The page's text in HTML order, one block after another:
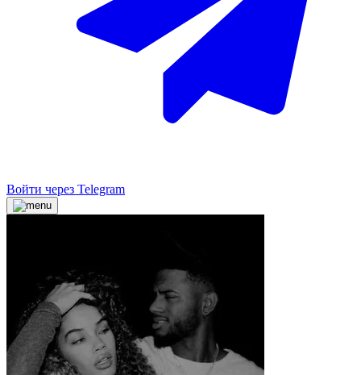
Войти через Telegram